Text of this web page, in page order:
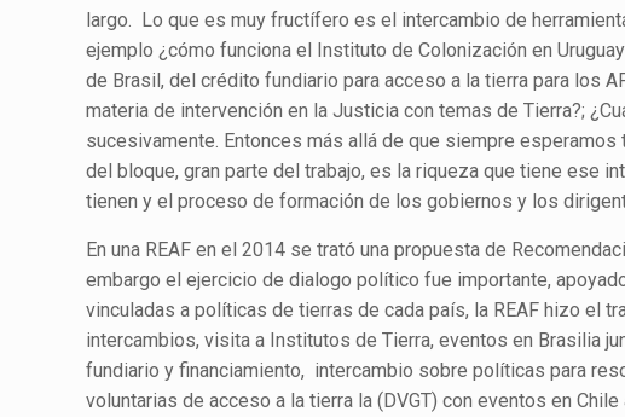
largo. Lo que es muy fructífero es el intercambio de
ejemplo ¿cómo funciona el Instituto de Colonización en
de Brasil, del crédito fundiario para acceso a la tierra para los
materia de intervención en la Justicia con temas de Tierra?;
sucesivamente. Entonces más allá de que siempre
del bloque, gran parte del trabajo, es la riqueza que tiene ese
tienen y el proceso de formación de los gobiernos y los
En una REAF en el 2014 se trató una propuesta de
embargo el ejercicio de dialogo político fue importante,
vinculadas a políticas de tierras de cada país, la REAF hizo el
intercambios, visita a Institutos de Tierra, eventos en Brasilia
fundiario y financiamiento, intercambio sobre políticas para
voluntarias de acceso a la tierra la (DVGT) con eventos en